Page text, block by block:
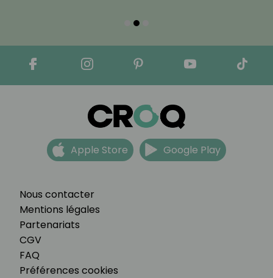
Nous contacter
Mentions légales
Partenariats
CGV
FAQ
Préférences cookies
Apple Store Google Play